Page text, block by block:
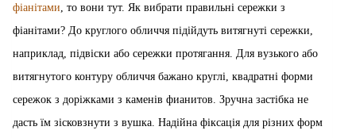
фіанітами , то вони тут. Як вибрати правильні сережки з
фіанітами? До круглого обличчя підійдуть витягнуті сережки,
наприклад, підвіски або сережки протягання. Для вузького або
витягнутого контуру обличчя бажано круглі, квадратні форми
сережок з доріжками з каменів фианитов. Зручна застібка не
дасть їм зісковзнути з вушка. Надійна фіксація для різних форм